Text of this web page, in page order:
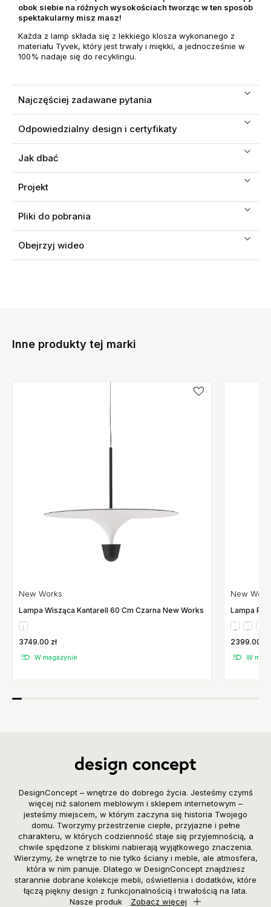
obok siebie na różnych wysokościach tworząc w ten sposób
spektakularny misz masz!
Każda z lamp składa się z lekkiego klosza wykonanego z
materiału Tyvek, który jest trwały i miękki, a jednocześnie w
100% nadaje się do recyklingu.
Najczęściej zadawane pytania
Odpowiedzialny design i certyfikaty
Jak dbać
Projekt
Pliki do pobrania
Obejrzyj wideo
Inne produkty tej marki
New Works
Lampa Wisząca Kantarell 60 Cm Czarna New Works
3749.00 zł
W magazynie
New
Lampa
Works
2399.00 zł
W
DesignConcept – wnętrze do dobrego życia. Jesteśmy czymś
więcej niż salonem meblowym i sklepem internetowym –
jesteśmy miejscem, w którym zaczyna się historia Twojego
domu. Tworzymy przestrzenie ciepłe, przyjazne i pełne
charakteru, w których codzienność staje się przyjemnością, a
chwile spędzone z bliskimi nabierają wyjątkowego znaczenia.
Wierzymy, że wnętrze to nie tylko ściany i meble, ale atmosfera,
która w nim panuje. Dlatego w DesignConcept znajdziesz
starannie dobrane kolekcje mebli, oświetlenia i dodatków, które
łączą piękny design z funkcjonalnością i trwałością na lata.
Nasze produk
Zobacz więcej